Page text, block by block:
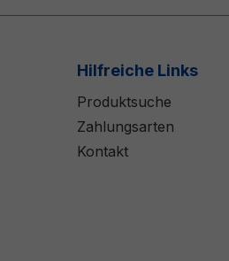
Hilfreiche Links
Produktsuche
Zahlungsarten
Kontakt